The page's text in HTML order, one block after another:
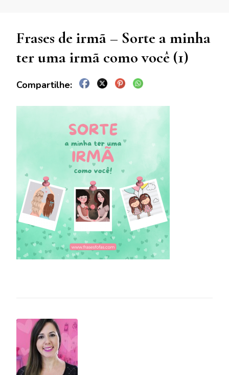
Frases de irmã – Sorte a minha
ter uma irmã como você (1)